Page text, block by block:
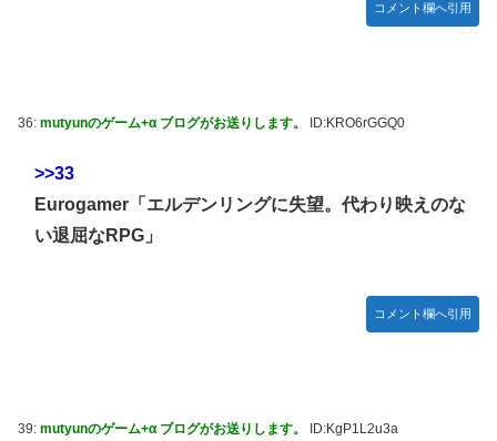
コメント欄へ引用
36: mutyunのゲーム+α ブログがお送りします。 ID:KRO6rGGQ0
>>33
Eurogamer「エルデンリングに失望。代わり映えのな
い退屈なRPG」
コメント欄へ引用
39: mutyunのゲーム+α ブログがお送りします。 ID:KgP1L2u3a